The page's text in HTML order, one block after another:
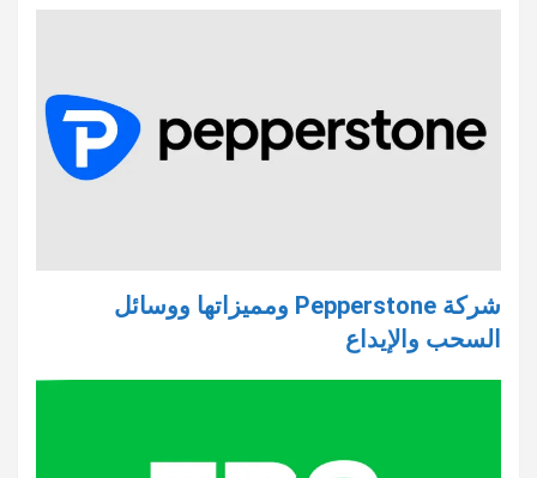
شركة Pepperstone ومميزاتها ووسائل
السحب والإيداع